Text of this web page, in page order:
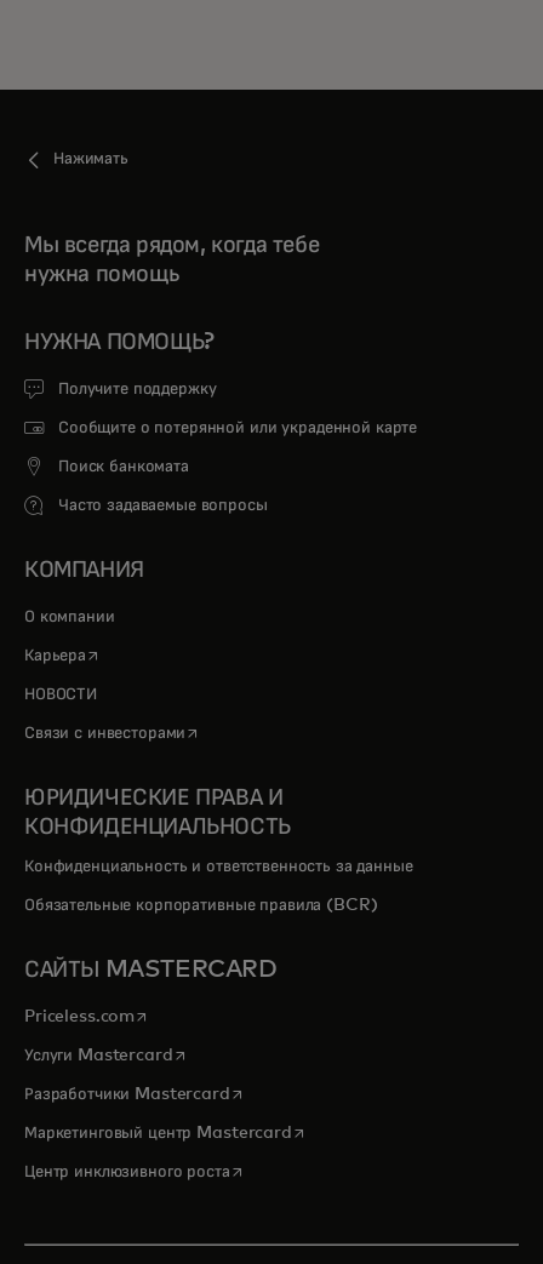
Нажимать
Мы всегда рядом, когда тебе
нужна помощь
НУЖНА ПОМОЩЬ?
Получите поддержку
Сообщите о потерянной или украденной карте
Поиск банкомата
Часто задаваемые вопросы
КОМПАНИЯ
О компании
Карьера opens in a new tab
НОВОСТИ
Связи с инвесторами opens in a new tab
ЮРИДИЧЕСКИЕ ПРАВА И
КОНФИДЕНЦИАЛЬНОСТЬ
Конфиденциальность и ответственность за данные
Обязательные корпоративные правила (BCR)
САЙТЫ MASTERCARD
Priceless.com opens in a new tab
Услуги Mastercardopens in a new tab
Разработчики Mastercardopens in a new tab
Маркетинговый центр Mastercardopens in a new tab
Центр инклюзивного ростаopens in a new tab